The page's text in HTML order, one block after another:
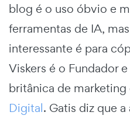
blog é o uso óbvio e
ferramentas de IA,
interessante é para
Viskers é o Fundador
britânica de marketing
Digital. Gatis diz que